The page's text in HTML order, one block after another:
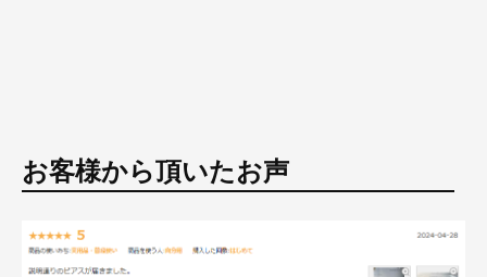
お客様から頂いたお声